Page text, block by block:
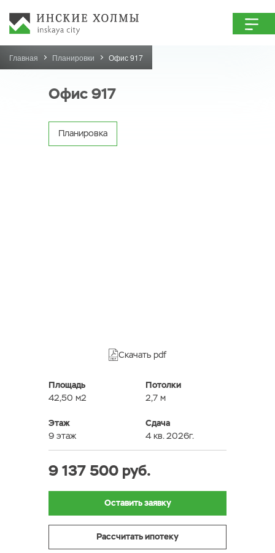
Главная Планировки Офис 917
Офис 917
Планировка
Скачать pdf
Площадь
42,50 м2
Потолки
2,7 м
Этаж
9 этаж
Сдача
4 кв. 2026г.
9 137 500 руб.
Оставить заявку
Рассчитать ипотеку